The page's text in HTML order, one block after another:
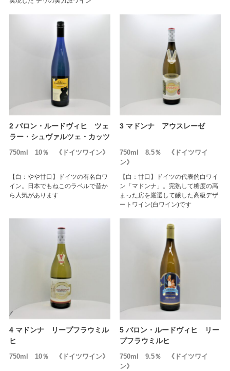
2 バロン・ルードヴィヒ ツェ
ラー・シュヴァルツェ・カッツ
750ml 10％ 《ドイツワイン》
【白：やや甘口】ドイツの有名白ワ
イン。日本でもねこのラベルで昔か
ら人気があります
3 マドンナ アウスレーゼ
750ml 8.5％ 《ドイツワイ
ン》
【白：甘口】ドイツの代表的白ワイ
ン「マドンナ」。完熟して糖度の高
まった房を厳選して醸した高級デザ
ートワイン(白ワイン)です
4 マドンナ リープフラウミル
ヒ
750ml 10％ 《ドイツワイン》
5 バロン・ルードヴィヒ リー
プフラウミルヒ
750ml 9.5％ 《ドイツワイ
ン》